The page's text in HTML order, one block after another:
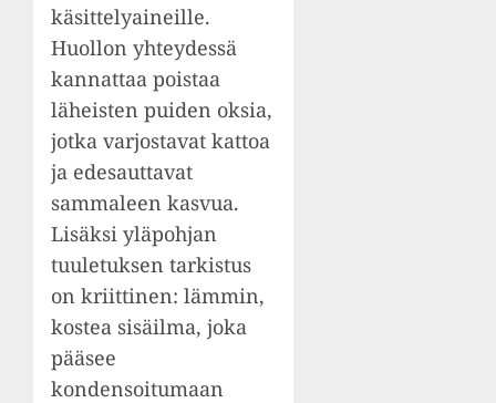
käsittelyaineille.
Huollon yhteydessä
kannattaa poistaa
läheisten puiden oksia,
jotka varjostavat kattoa
ja edesauttavat
sammaleen kasvua.
Lisäksi yläpohjan
tuuletuksen tarkistus
on kriittinen: lämmin,
kostea sisäilma, joka
pääsee
kondensoitumaan